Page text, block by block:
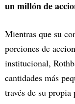
un millón de
Mientras que su
porciones de
institucional,
cantidades más
través de su